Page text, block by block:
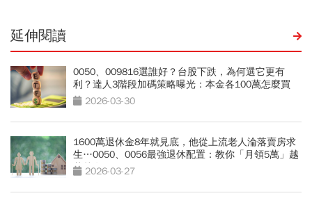
延伸閱讀
0050、009816選誰好？台股下跌，為何選它更有
利？達人3階段加碼策略曝光：本金各100萬怎麼買
2026-03-30
1600萬退休金8年就見底，他從上流老人淪落賣房求
生…0050、0056最強退休配置：教你「月領5萬」越
花越有錢
2026-03-27